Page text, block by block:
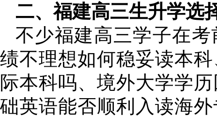
二、福建高三生升学选
不少福建高三学子在
绩不理想如何稳妥读本
际本科吗、境外大学学
础英语能否顺利入读海